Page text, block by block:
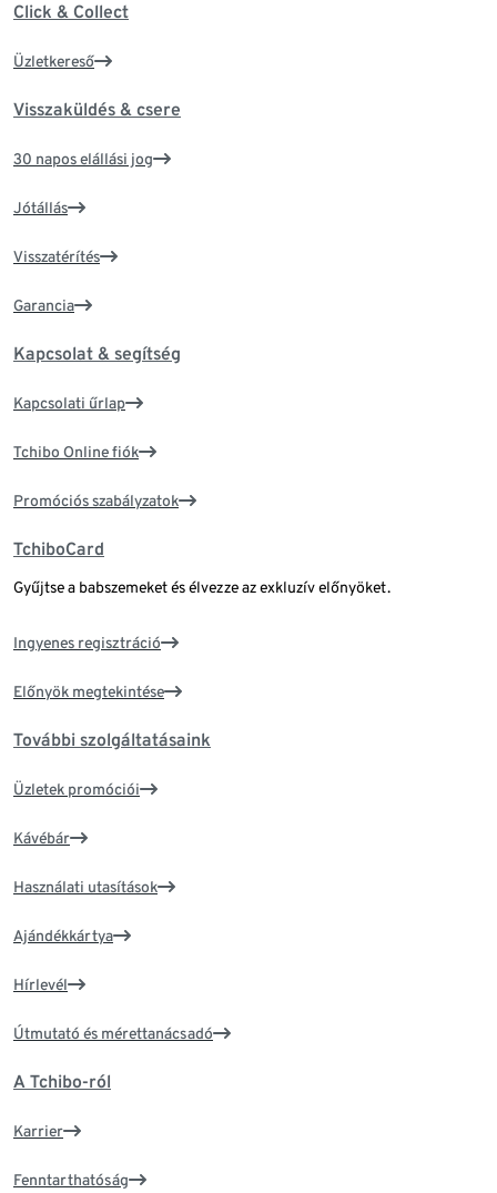
Click & Collect
Üzletkereső
Visszaküldés & csere
30 napos elállási jog
Jótállás
Visszatérítés
Garancia
Kapcsolat & segítség
Kapcsolati űrlap
Tchibo Online fiók
Promóciós szabályzatok
TchiboCard
Gyűjtse a babszemeket és élvezze az exkluzív előnyöket.
Ingyenes regisztráció
Előnyök megtekintése
További szolgáltatásaink
Üzletek promóciói
Kávébár
Használati utasítások
Ajándékkártya
Hírlevél
Útmutató és mérettanácsadó
A Tchibo-ról
Karrier
Fenntarthatóság